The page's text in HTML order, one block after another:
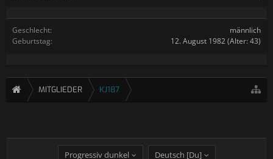
Geschlecht:
männlich
Geburtstag:
12. August 1982(Alter: 43)
MITGLIEDER KJ187
Progressiv dunkel Deutsch [Du]